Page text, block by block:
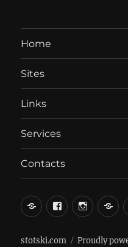
Home
Sites
Links
Services
Contacts
вКонтакте
Facebook
stotski.com Proudly